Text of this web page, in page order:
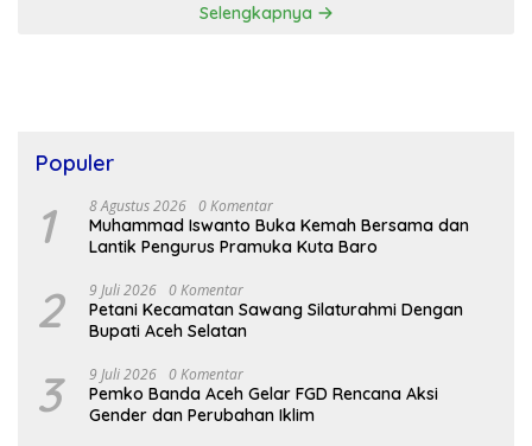
Selengkapnya
Populer
1 8 Agustus 2026 0 Komentar
Muhammad Iswanto Buka Kemah Bersama dan
Lantik Pengurus Pramuka Kuta Baro
2 9 Juli 2026 0 Komentar
Petani Kecamatan Sawang Silaturahmi Dengan
Bupati Aceh Selatan
3 9 Juli 2026 0 Komentar
Pemko Banda Aceh Gelar FGD Rencana Aksi
Gender dan Perubahan Iklim